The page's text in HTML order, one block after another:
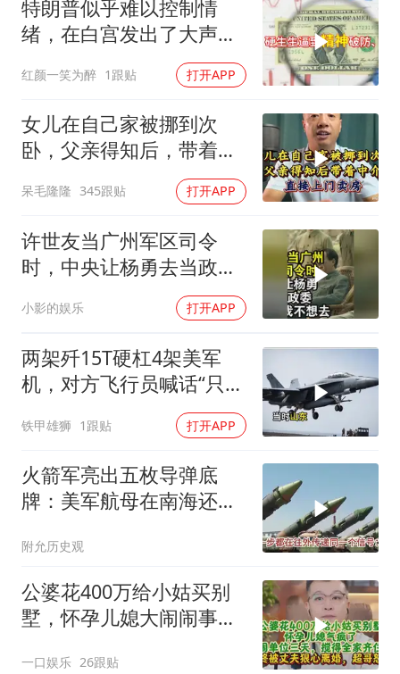
中方回应日本广岛核爆81周年
中国五箭齐发反制美国
中国经济展现强大韧性和活力
特朗普似乎难以控制情
绪，在白宫发出了大声咒
红颜一笑为醉 1跟贴 打开APP
女儿在自己家被挪到次
卧，父亲得知后，带着中
呆毛隆隆 345跟贴 打开APP
许世友当广州军区司令
时，中央让杨勇去当政
委，杨勇说：我不想去
小影的娱乐 打开APP
两架歼15T硬杠4架美军
机，对方飞行员喊话“只想
回家”，被一句话怼到沉默
铁甲雄狮 1跟贴 打开APP
火箭军亮出五枚导弹底
牌：美军航母在南海还有
附允历史观
公婆花400万给小姑买别
墅，怀孕儿媳大闹闹事，
一口娱乐 26跟贴